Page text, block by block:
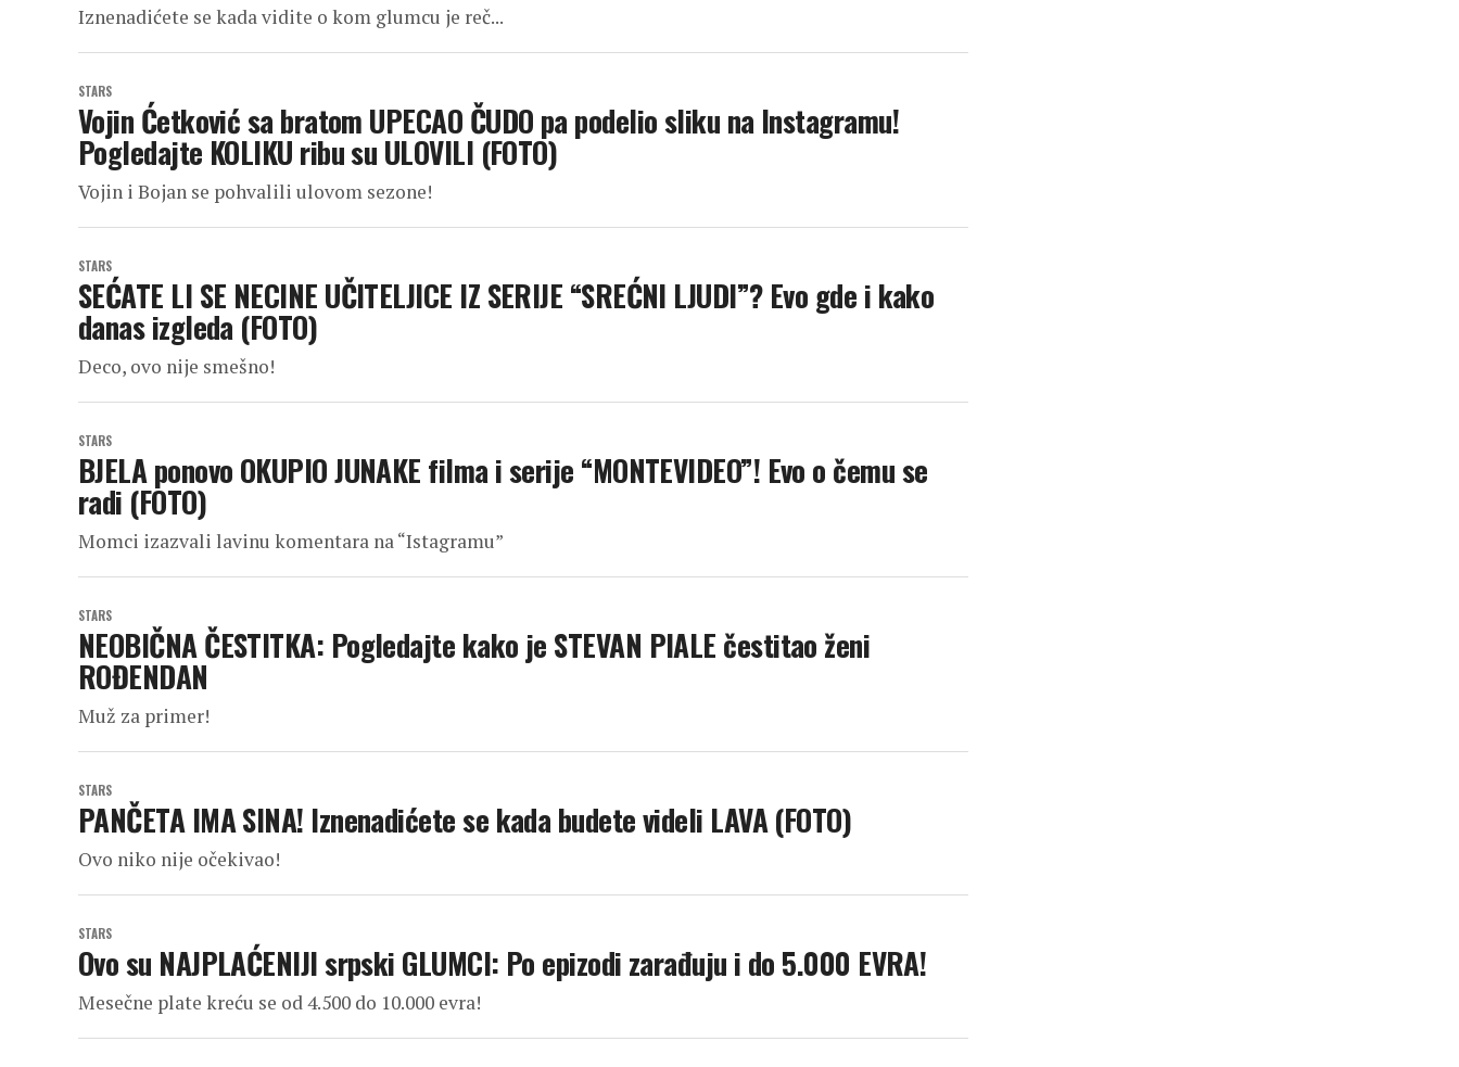
Iznenadićete se kada vidite o kom glumcu je reč...
STARS
Vojin Ćetković sa bratom UPECAO ČUDO pa podelio sliku na Instagramu!
Pogledajte KOLIKU ribu su ULOVILI (FOTO)
Vojin i Bojan se pohvalili ulovom sezone!
STARS
SEĆATE LI SE NECINE UČITELJICE IZ SERIJE “SREĆNI LJUDI”? Evo gde i kako
danas izgleda (FOTO)
Deco, ovo nije smešno!
STARS
BJELA ponovo OKUPIO JUNAKE filma i serije “MONTEVIDEO”! Evo o čemu se
radi (FOTO)
Momci izazvali lavinu komentara na “Istagramu”
STARS
NEOBIČNA ČESTITKA: Pogledajte kako je STEVAN PIALE čestitao ženi
ROĐENDAN
Muž za primer!
STARS
PANČETA IMA SINA! Iznenadićete se kada budete videli LAVA (FOTO)
Ovo niko nije očekivao!
STARS
Ovo su NAJPLAĆENIJI srpski GLUMCI: Po epizodi zarađuju i do 5.000 EVRA!
Mesečne plate kreću se od 4.500 do 10.000 evra!